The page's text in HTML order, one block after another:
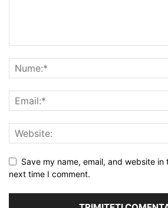
Save my name, email, and website
next time I comment.